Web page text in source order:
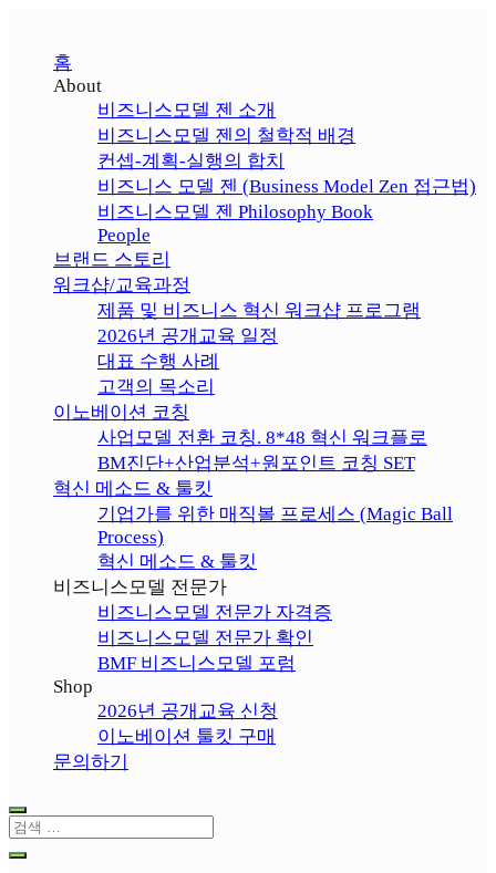
홈
About
비즈니스모델 젠 소개
비즈니스모델 젠의 철학적 배경
컨셉-계획-실행의 합치
비즈니스 모델 젠 (Business Model Zen 접근법)
비즈니스모델 젠 Philosophy Book
People
브랜드 스토리
워크샵/교육과정
제품 및 비즈니스 혁신 워크샵 프로그램
2026년 공개교육 일정
대표 수행 사례
고객의 목소리
이노베이션 코칭
사업모델 전환 코칭. 8*48 혁신 워크플로
BM진단+산업분석+원포인트 코칭 SET
혁신 메소드 & 툴킷
기업가를 위한 매직볼 프로세스 (Magic Ball
Process)
혁신 메소드 & 툴킷
비즈니스모델 전문가
비즈니스모델 전문가 자격증
비즈니스모델 전문가 확인
BMF 비즈니스모델 포럼
Shop
2026년 공개교육 신청
이노베이션 툴킷 구매
문의하기